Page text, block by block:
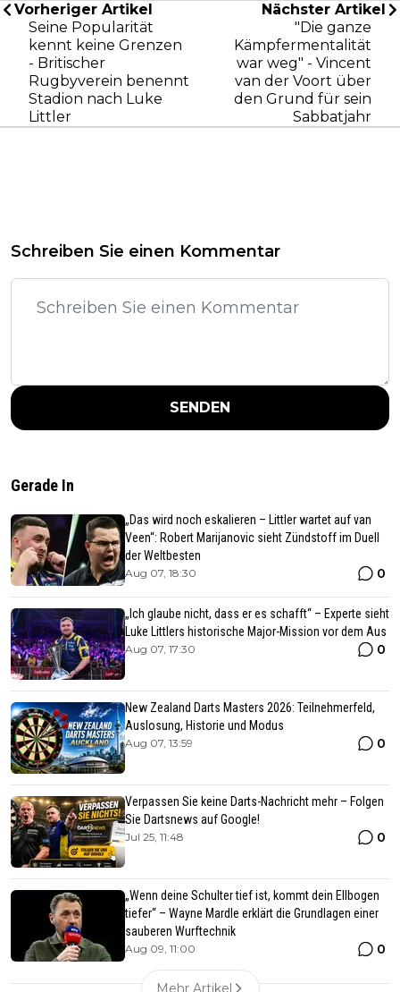
Vorheriger Artikel
Seine Popularität
kennt keine Grenzen
- Britischer
Rugbyverein benennt
Stadion nach Luke
Littler
Nächster Artikel
"Die ganze
Kämpfermentalität
war weg" - Vincent
van der Voort über
den Grund für sein
Sabbatjahr
Schreiben Sie einen Kommentar
SENDEN
Gerade In
„Das wird noch eskalieren – Littler wartet auf van
Veen“: Robert Marijanovic sieht Zündstoff im Duell
der Weltbesten
Aug 07, 18:30 0
„Ich glaube nicht, dass er es schafft“ – Experte sieht
Luke Littlers historische Major-Mission vor dem Aus
Aug 07, 17:30 0
New Zealand Darts Masters 2026: Teilnehmerfeld,
Auslosung, Historie und Modus
Aug 07, 13:59 0
Verpassen Sie keine Darts-Nachricht mehr – Folgen
Sie Dartsnews auf Google!
Jul 25, 11:48 0
„Wenn deine Schulter tief ist, kommt dein Ellbogen
tiefer“ – Wayne Mardle erklärt die Grundlagen einer
sauberen Wurftechnik
Aug 09, 11:00 0
Mehr Artikel